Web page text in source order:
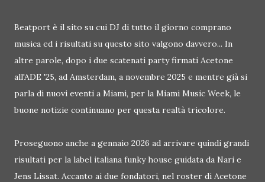
Beatport è il sito su cui DJ di tutto il giorno comprano
musica ed i risultati su questo sito valgono davvero... In
altre parole, dopo i due scatenati party firmati Acetone
all'ADE '25, ad Amsterdam, a novembre 2025 e mentre già si
parla di nuovi eventi a Miami, per la Miami Music Week, le
buone notizie continuano per questa realtà tricolore.
Proseguono anche a gennaio 2026 ad arrivare quindi grandi
risultati per la label italiana funky house guidata da Nari e
Jens Lissat. Accanto ai due fondatori, nel roster di Acetone